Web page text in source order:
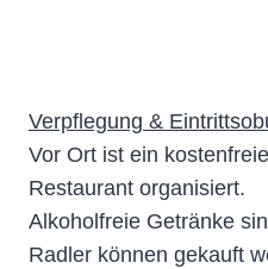
Verpflegung &
Vor Ort ist ein
Restaurant organisiert.
Alkoholfreie Getränke
Radler können gekauft